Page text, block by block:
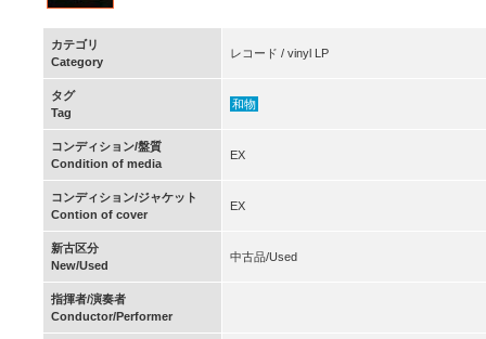
カテゴリ
Category
レコード / vinyl LP
タグ
Tag
和物
コンディション/盤質
Condition of media
EX
コンディション/ジャケット
Contion of cover
EX
新古区分
New/Used
中古品/Used
指揮者/演奏者
Conductor/Performer